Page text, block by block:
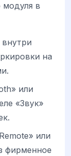
в
на
или
«Звук»
или
фирменное